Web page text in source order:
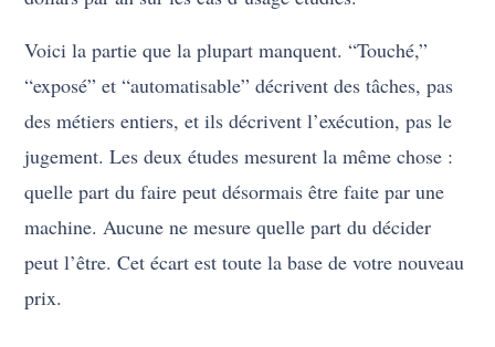
Voici la partie que la plupart manquent. “Touché,”
“exposé” et “automatisable” décrivent des tâches, pas
des métiers entiers, et ils décrivent l’exécution, pas le
jugement. Les deux études mesurent la même chose :
quelle part du faire peut désormais être faite par une
machine. Aucune ne mesure quelle part du décider
peut l’être. Cet écart est toute la base de votre nouveau
prix.